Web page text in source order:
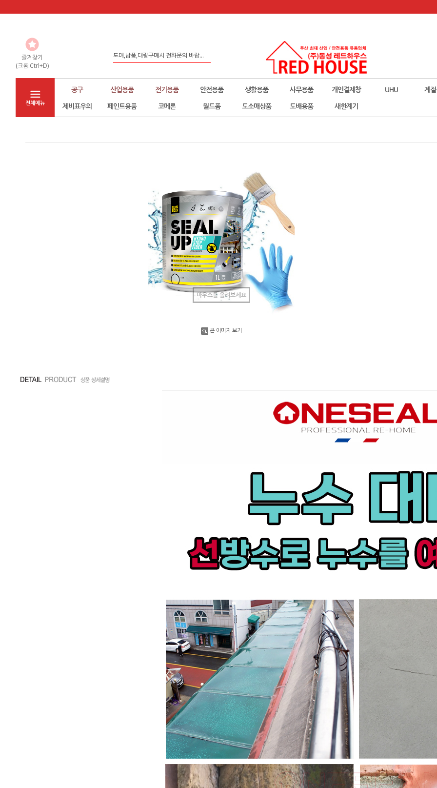
즐겨찾기
(크롬:Ctrl+D)
좀 더 나은 환경구축을 위해서 노력하...
전체메뉴
공구 산업용품 전기용품 안전용품 생활용품 사무용품 개인결제창 UHU
계
제비표우의
페인트용품 코메론 월드폼 도소매상품 도배용품 새한계기
마우스를 올려보세요
큰 이미지 보기